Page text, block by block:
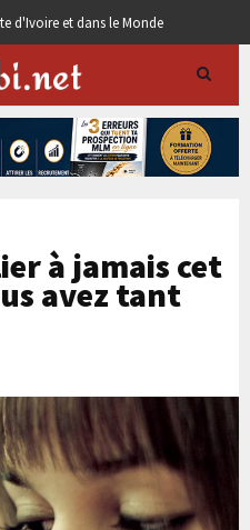
d'Ivoire et dans le Monde
à jamais cet
avez tant